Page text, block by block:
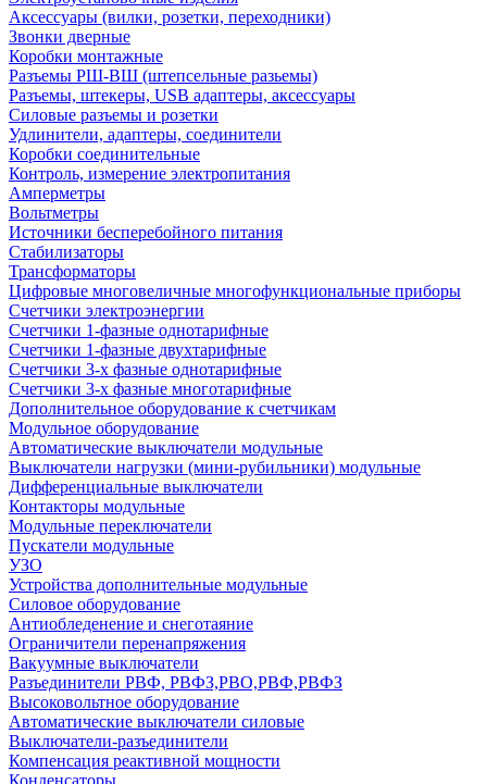
Аксессуары (вилки, розетки, переходники)
Звонки дверные
Коробки монтажные
Разъемы РШ-ВШ (штепсельные разьемы)
Разъемы, штекеры, USB адаптеры, аксессуары
Силовые разъемы и розетки
Удлинители, адаптеры, соединители
Коробки соединительные
Контроль, измерение электропитания
Амперметры
Вольтметры
Источники бесперебойного питания
Стабилизаторы
Трансформаторы
Цифровые многовеличные многофункциональные приборы
Счетчики электроэнергии
Счетчики 1-фазные однотарифные
Счетчики 1-фазные двухтарифные
Счетчики 3-х фазные однотарифные
Счетчики 3-х фазные многотарифные
Дополнительное оборудование к счетчикам
Модульное оборудование
Автоматические выключатели модульные
Выключатели нагрузки (мини-рубильники) модульные
Дифференциальные выключатели
Контакторы модульные
Модульные переключатели
Пускатели модульные
УЗО
Устройства дополнительные модульные
Силовое оборудование
Антиобледенение и снеготаяние
Ограничители перенапряжения
Вакуумные выключатели
Разъединители РВФ, РВФЗ,РВО,РВФ,РВФЗ
Высоковольтное оборудование
Автоматические выключатели cиловые
Выключатели-разъединители
Компенсация реактивной мощности
Конденсаторы